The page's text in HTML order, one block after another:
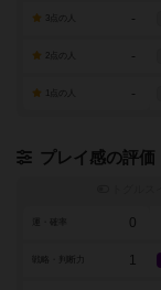
-
-
-
プレイ感の評価
0
戦略・判断力 1